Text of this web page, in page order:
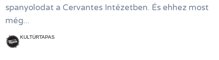
spanyolodat a Cervantes Intézetben. És ehhez most
még...
KULTÚRTAPAS